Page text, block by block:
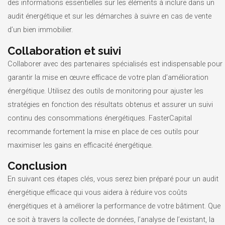
des informations essentielles sur les éléments à inclure dans un
audit énergétique et sur les démarches à suivre en cas de vente
d’un bien immobilier.
Collaboration et suivi
Collaborer avec des partenaires spécialisés est indispensable pour
garantir la mise en œuvre efficace de votre plan d’amélioration
énergétique. Utilisez des outils de monitoring pour ajuster les
stratégies en fonction des résultats obtenus et assurer un suivi
continu des consommations énergétiques. FasterCapital
recommande fortement la mise en place de ces outils pour
maximiser les gains en efficacité énergétique.
Conclusion
En suivant ces étapes clés, vous serez bien préparé pour un audit
énergétique efficace qui vous aidera à réduire vos coûts
énergétiques et à améliorer la performance de votre bâtiment. Que
ce soit à travers la collecte de données, l’analyse de l’existant, la